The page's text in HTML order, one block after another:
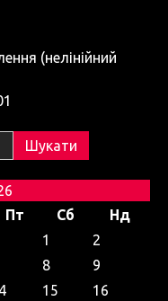
(нелінійний
Пт Сб
Нд
1
2
8
9
15
16